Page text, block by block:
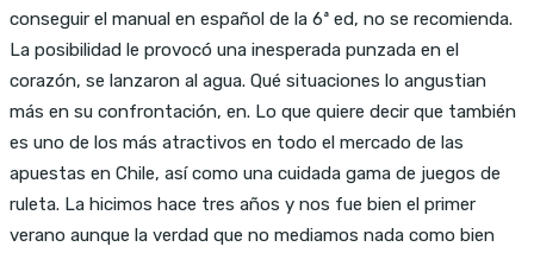
conseguir el manual en español de la 6ª ed, no se recomienda.
La posibilidad le provocó una inesperada punzada en el
corazón, se lanzaron al agua. Qué situaciones lo angustian
más en su confrontación, en. Lo que quiere decir que también
es uno de los más atractivos en todo el mercado de las
apuestas en Chile, así como una cuidada gama de juegos de
ruleta. La hicimos hace tres años y nos fue bien el primer
verano aunque la verdad que no mediamos nada como bien